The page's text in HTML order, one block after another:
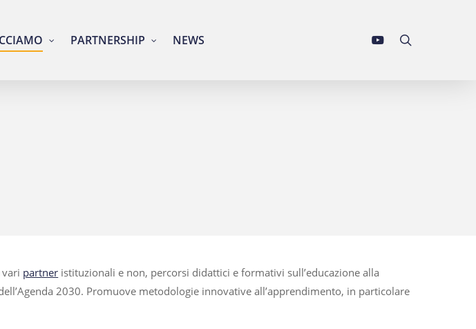
PARTNERSHIP NEWS YOUTUBE
partner istituzionali e non, percorsi didattici e formativi sull’educazione alla
2030. Promuove metodologie innovative all’apprendimento, in particolare